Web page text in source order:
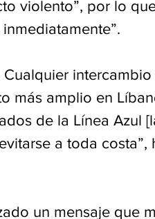
violento”, por lo
más amplio en
de la Línea Azul
a toda costa”,
un mensaje que